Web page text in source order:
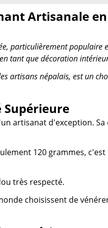
Artisanale
particulièrement populaire
tant que décoration
artisans népalais, est un
Supérieure
artisanat d'exception.
120 grammes,
très respecté.
choisissent de